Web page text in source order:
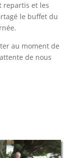
repartis et les
le buffet du
au moment de
de nous